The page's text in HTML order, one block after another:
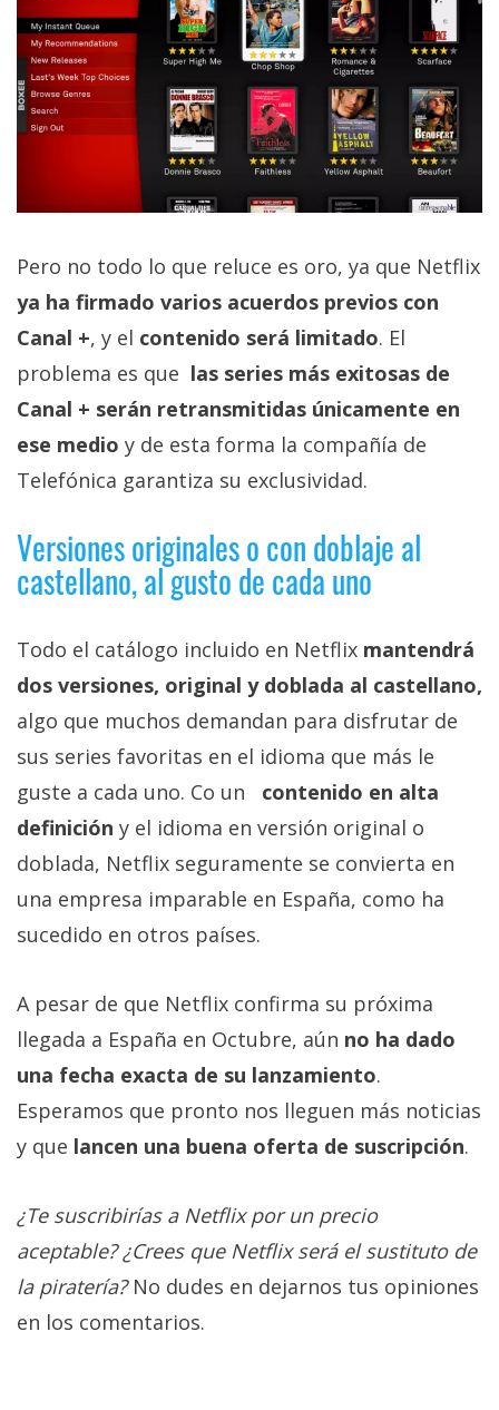
Pero no todo lo que reluce es oro, ya que Netflix
ya ha firmado varios acuerdos previos con
Canal +, y el contenido será limitado. El
problema es que las series más exitosas de
Canal + serán retransmitidas únicamente en
ese medio y de esta forma la compañía de
Telefónica garantiza su exclusividad.
Versiones originales o con doblaje al
castellano, al gusto de cada uno
Todo el catálogo incluido en Netflix mantendrá
dos versiones, original y doblada al castellano,
algo que muchos demandan para disfrutar de
sus series favoritas en el idioma que más le
guste a cada uno. Co un contenido en alta
definición y el idioma en versión original o
doblada, Netflix seguramente se convierta en
una empresa imparable en España, como ha
sucedido en otros países.
A pesar de que Netflix confirma su próxima
llegada a España en Octubre, aún no ha dado
una fecha exacta de su lanzamiento.
Esperamos que pronto nos lleguen más noticias
y que lancen una buena oferta de suscripción.
¿Te suscribirías a Netflix por un precio
aceptable? ¿Crees que Netflix será el sustituto de
la piratería? No dudes en dejarnos tus opiniones
en los comentarios.